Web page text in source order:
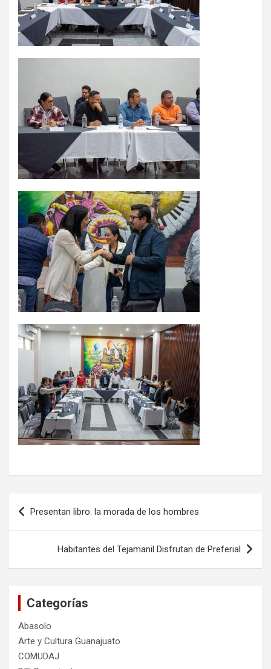
Navegación
de
entradas
Presentan libro: la morada de los hombres
Habitantes del Tejamanil Disfrutan de Preferial
Categorías
Abasolo
Arte y Cultura Guanajuato
COMUDAJ